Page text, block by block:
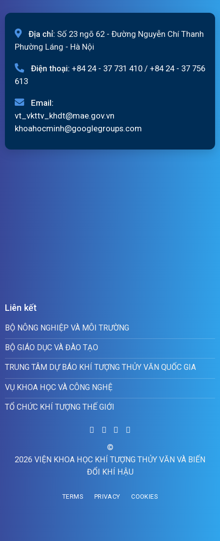
Địa chỉ: Số 23 ngõ 62 - Đường Nguyễn Chí Thanh
Phường Láng - Hà Nội
Điện thoại: +84 24 - 37 731 410 / +84 24 - 37 756
613
Email:
vt_vkttv_khdt@mae.gov.vn
khoahocminh@googlegroups.com
Liên kết
BỘ NÔNG NGHIỆP VÀ MÔI TRƯỜNG
BỘ GIÁO DỤC VÀ ĐÀO TẠO
TRUNG TÂM DỰ BÁO KHÍ TƯỢNG THỦY VĂN QUỐC GIA
VỤ KHOA HỌC VÀ CÔNG NGHỆ
TỔ CHỨC KHÍ TƯỢNG THẾ GIỚI
©
2026 VIỆN KHOA HỌC KHÍ TƯỢNG THỦY VĂN VÀ BIẾN
ĐỔI KHÍ HẬU
TERMS PRIVACY COOKIES